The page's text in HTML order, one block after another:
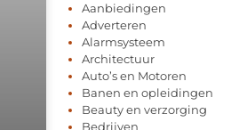
Aanbiedingen
Adverteren
Alarmsysteem
Architectuur
Auto’s en Motoren
Banen en opleidingen
Beauty en verzorging
Bedrijven